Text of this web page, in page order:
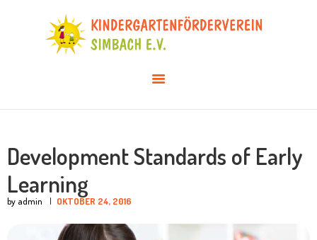
AKTUELLES
ÜBER UNS
INFOS & DOWNLOADS
MITGLIED WERDEN
Development Standards of Early
Learning
by admin OKTOBER 24, 2016